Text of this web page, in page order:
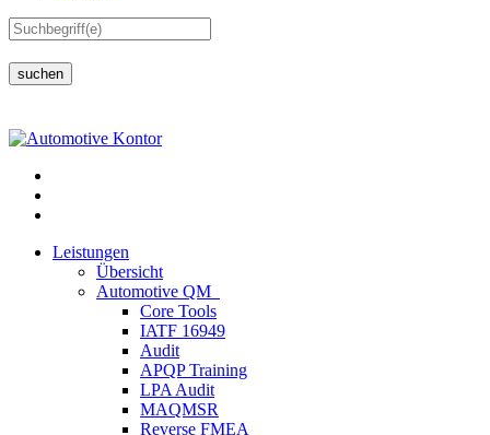
suchen
Leistungen
Übersicht
Automotive QM
Core Tools
IATF 16949
Audit
APQP Training
LPA Audit
MAQMSR
Reverse FMEA